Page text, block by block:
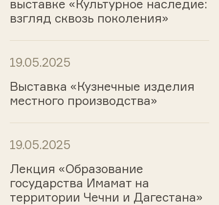
выставке «Культурное наследие:
взгляд сквозь поколения»
19.05.2025
Выставка «Кузнечные изделия
местного производства»
19.05.2025
Лекция «Образование
государства Имамат на
территории Чечни и Дагестана»